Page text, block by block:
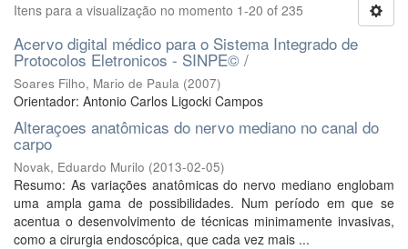
Itens para a visualização no momento 1-20 of 235
Acervo digital médico para o Sistema Integrado de
Protocolos Eletronicos - SINPE© /
Soares Filho, Mario de Paula (2007)
Orientador: Antonio Carlos Ligocki Campos
Alteraçoes anatômicas do nervo mediano no canal do
carpo
Novak, Eduardo Murilo (2013-02-05)
Resumo: As variações anatômicas do nervo mediano englobam
uma ampla gama de possibilidades. Num período em que se
acentua o desenvolvimento de técnicas minimamente invasivas,
como a cirurgia endoscópica, que cada vez mais ...